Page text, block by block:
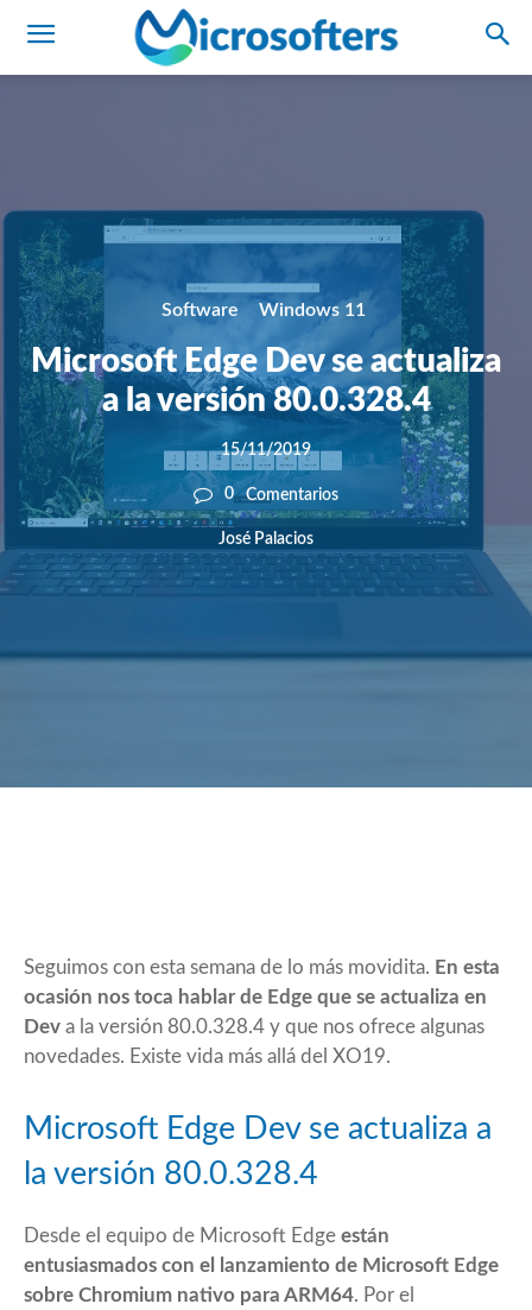
Software Windows 11
Microsoft Edge Dev se actualiza
a la versión 80.0.328.4
15/11/2019
0 Comentarios
José Palacios
Seguimos con esta semana de lo más movidita. En esta
ocasión nos toca hablar de Edge que se actualiza en
Dev a la versión 80.0.328.4 y que nos ofrece algunas
novedades. Existe vida más allá del XO19.
Microsoft Edge Dev se actualiza a
la versión 80.0.328.4
Desde el equipo de Microsoft Edge están
entusiasmados con el lanzamiento de Microsoft Edge
sobre Chromium nativo para ARM64. Por el